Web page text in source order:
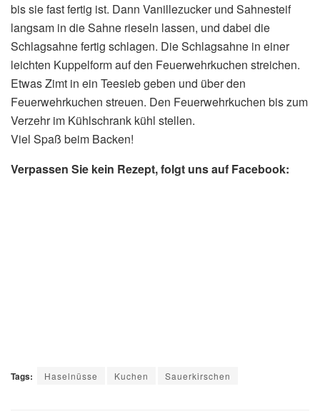
bis sie fast fertig ist. Dann Vanillezucker und Sahnesteif
langsam in die Sahne rieseln lassen, und dabei die
Schlagsahne fertig schlagen. Die Schlagsahne in einer
leichten Kuppelform auf den Feuerwehrkuchen streichen.
Etwas Zimt in ein Teesieb geben und über den
Feuerwehrkuchen streuen. Den Feuerwehrkuchen bis zum
Verzehr im Kühlschrank kühl stellen.
Viel Spaß beim Backen!
Verpassen Sie kein Rezept, folgt uns auf Facebook:
Tags: Haselnüsse Kuchen Sauerkirschen